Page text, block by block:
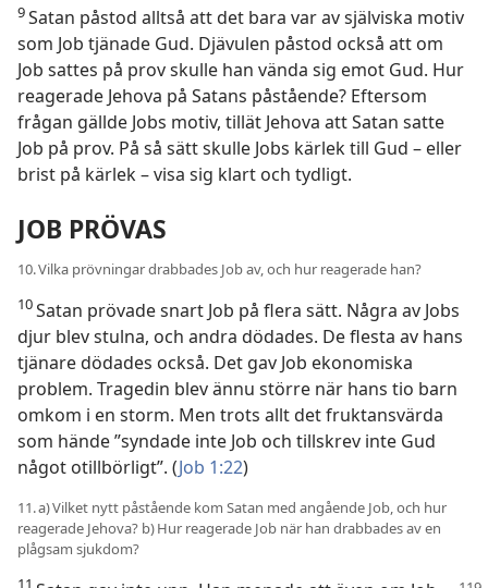
9Satan påstod alltså att det bara var av själviska motiv
som Job tjänade Gud. Djävulen påstod också att om
Job sattes på prov skulle han vända sig emot Gud. Hur
reagerade Jehova på Satans påstående? Eftersom
frågan gällde Jobs motiv, tillät Jehova att Satan satte
Job på prov. På så sätt skulle Jobs kärlek till Gud – eller
brist på kärlek – visa sig klart och tydligt.
JOB PRÖVAS
10. Vilka prövningar drabbades Job av, och hur reagerade han?
10Satan prövade snart Job på flera sätt. Några av Jobs
djur blev stulna, och andra dödades. De flesta av hans
tjänare dödades också. Det gav Job ekonomiska
problem. Tragedin blev ännu större när hans tio barn
omkom i en storm. Men trots allt det fruktansvärda
som hände ”syndade inte Job och tillskrev inte Gud
något otillbörligt”. (Job 1:22)
11. a) Vilket nytt påstående kom Satan med angående Job, och hur
reagerade Jehova? b) Hur reagerade Job när han drabbades av en
plågsam sjukdom?
11